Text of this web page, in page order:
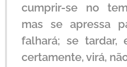
cumprir-se no
mas se apressa
falhará; se tardar,
certamente, virá,